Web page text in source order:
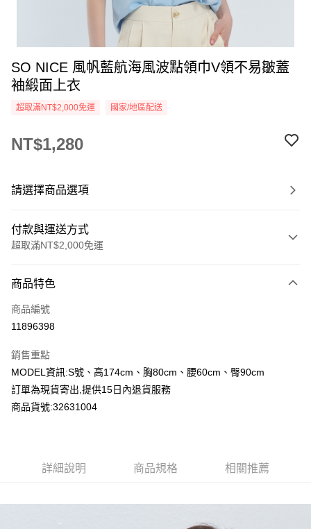
SO NICE 風帆藍航海風波點領巾V領不易皺蓋
袖緞面上衣
超取滿NT$2,000免運 國家/地區配送
NT$1,280
請選擇商品選項
付款與運送方式
超取滿NT$2,000免運
信用卡一次付款
超商取貨付款
Apple Pay
Google Pay
每筆NT$80，滿NT$2,000(含以上)免運費
商品特色
商品編號
11896398
銷售重點
MODEL資訊:S號、高174cm、胸80cm、腰60cm、臀90cm
訂單為現貨寄出,提供15日內退貨服務
商品貨號:32631004
詳細說明 商品規格 相關推薦